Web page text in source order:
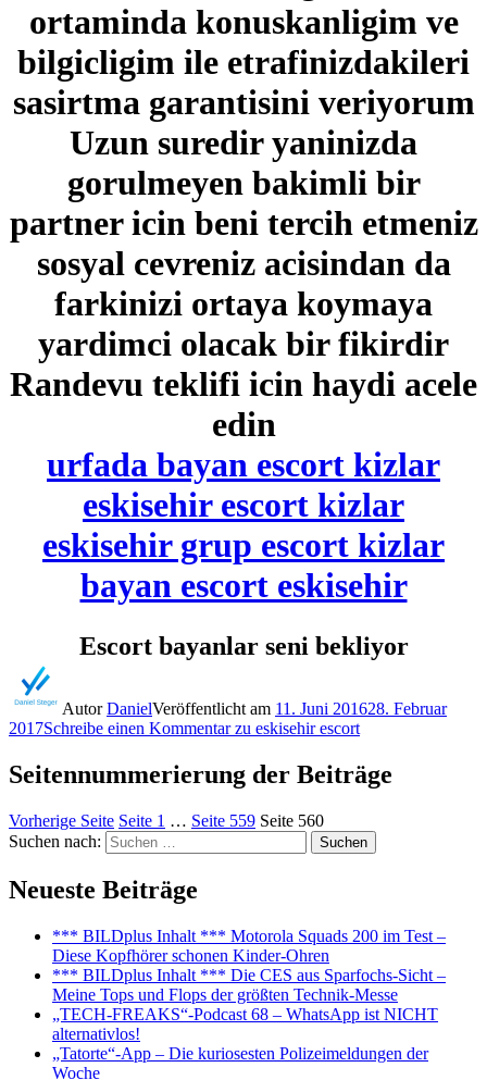
ortaminda konuskanligim ve
bilgicligim ile etrafinizdakileri
sasirtma garantisini veriyorum
Uzun suredir yaninizda
gorulmeyen bakimli bir
partner icin beni tercih etmeniz
sosyal cevreniz acisindan da
farkinizi ortaya koymaya
yardimci olacak bir fikirdir
Randevu teklifi icin haydi acele
edin
urfada bayan escort kizlar
eskisehir escort kizlar
eskisehir grup escort kizlar
bayan escort eskisehir
Escort bayanlar seni bekliyor
AutorDanielVeröffentlicht am 11. Juni 201628. Februar
2017Schreibe einen Kommentarzu eskisehir escort
Seitennummerierung der Beiträge
Vorherige Seite Seite 1 … Seite 559 Seite 560
Suchen nach:
Suchen
Neueste Beiträge
*** BILDplus Inhalt *** Motorola Squads 200 im Test –
Diese Kopfhörer schonen Kinder-Ohren
*** BILDplus Inhalt *** Die CES aus Sparfochs-Sicht –
Meine Tops und Flops der größten Technik-Messe
„TECH-FREAKS“-Podcast 68 – WhatsApp ist NICHT
alternativlos!
„Tatorte“-App – Die kuriosesten Polizeimeldungen der
Woche